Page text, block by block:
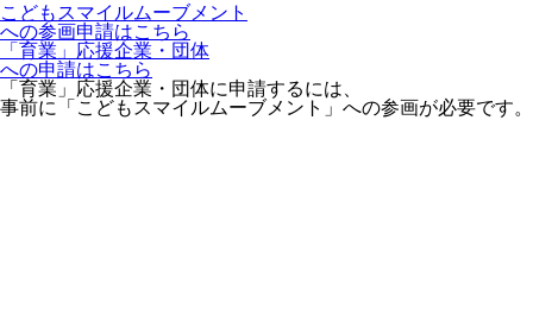
こどもスマイルムーブメント
への参画申請はこちら
「育業」応援企業・団体
への申請はこちら
「育業」応援企業・団体に申請するには、
事前に「こどもスマイルムーブメント」への参画が必要です。